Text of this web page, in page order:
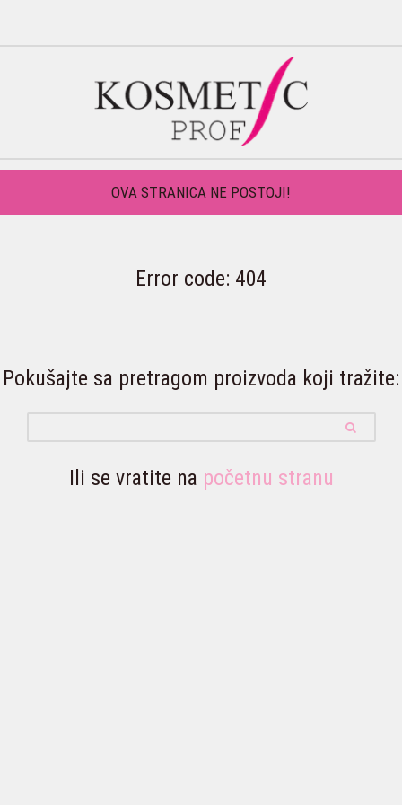
OVA STRANICA NE POSTOJI!
Error code: 404
Pokušajte sa pretragom proizvoda koji tražite:
Ili se vratite na početnu stranu